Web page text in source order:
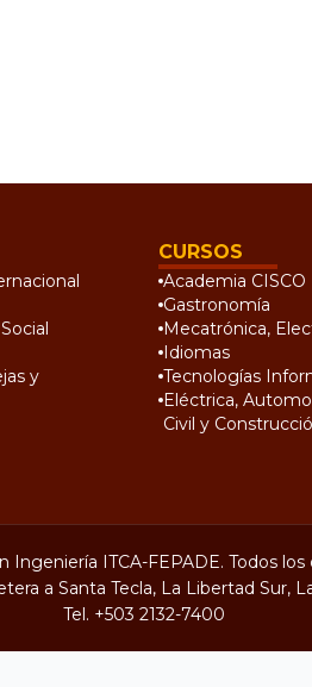
y
CURSOS
Academia CISCO
Gastronomía
Mecatrónica,
Idiomas
Tecnologías
Eléctrica,
Civil y
Ingeniería ITCA-FEPADE. Todos
a Santa Tecla, La Libertad Sur,
Tel. +503 2132-7400